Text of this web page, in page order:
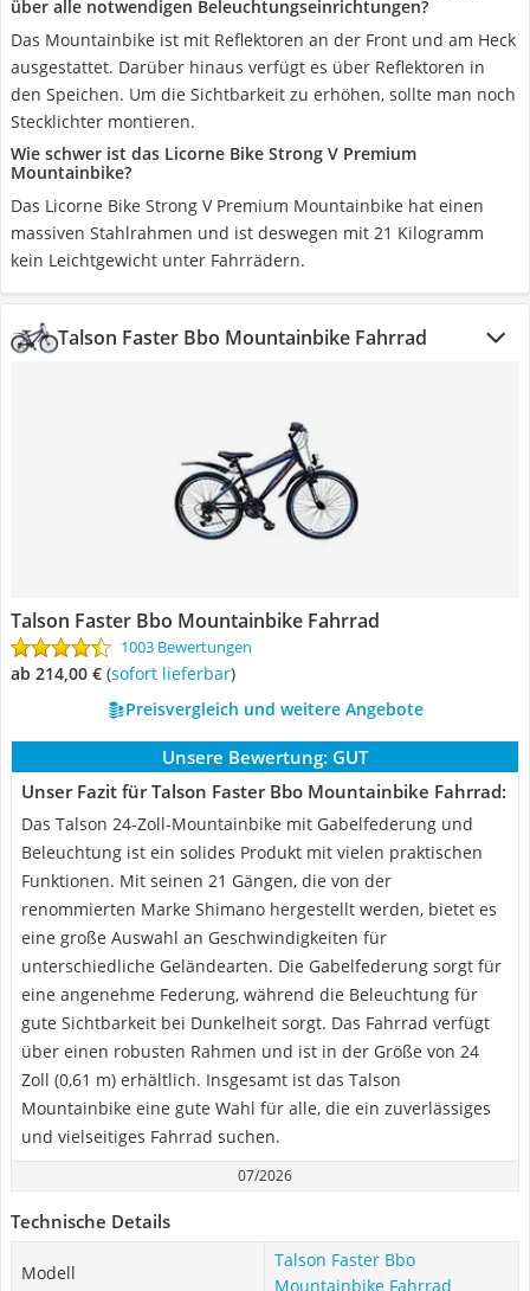
über alle notwendigen Beleuchtungseinrichtungen?
Das Mountainbike ist mit Reflektoren an der Front und am Heck
ausgestattet. Darüber hinaus verfügt es über Reflektoren in
den Speichen. Um die Sichtbarkeit zu erhöhen, sollte man noch
Stecklichter montieren.
Wie schwer ist das Licorne Bike Strong V Premium
Mountainbike?
Das Licorne Bike Strong V Premium Mountainbike hat einen
massiven Stahlrahmen und ist deswegen mit 21 Kilogramm
kein Leichtgewicht unter Fahrrädern.
Talson Faster Bbo Mountainbike Fahrrad
Talson Faster Bbo Mountainbike Fahrrad
1003 Bewertungen
ab 214,00 € ( Sofort lieferbar)
Preisvergleich und weitere Angebote
Unsere Bewertung: GUT
Unser Fazit für Talson Faster Bbo Mountainbike Fahrrad:
Das Talson 24-Zoll-Mountainbike mit Gabelfederung und
Beleuchtung ist ein solides Produkt mit vielen praktischen
Funktionen. Mit seinen 21 Gängen, die von der
renommierten Marke Shimano hergestellt werden, bietet es
eine große Auswahl an Geschwindigkeiten für
unterschiedliche Geländearten. Die Gabelfederung sorgt für
eine angenehme Federung, während die Beleuchtung für
gute Sichtbarkeit bei Dunkelheit sorgt. Das Fahrrad verfügt
über einen robusten Rahmen und ist in der Größe von 24
Zoll (0,61 m) erhältlich. Insgesamt ist das Talson
Mountainbike eine gute Wahl für alle, die ein zuverlässiges
und vielseitiges Fahrrad suchen.
07/2026
Technische Details
Modell
Talson Faster Bbo
Mountainbike Fahrrad